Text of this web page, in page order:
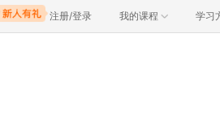
注册/登录 我的课程 学习